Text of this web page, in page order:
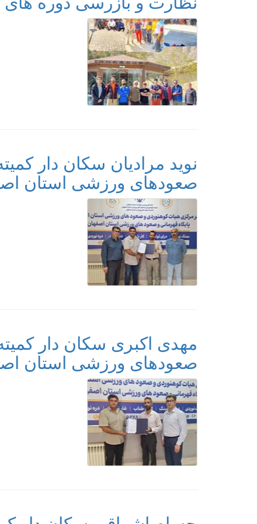
نوید مرادیان سکان دار
صعودهای ورزشی استان
مهدی اکبری سکان دار کمیته
صعودهای ورزشی استان